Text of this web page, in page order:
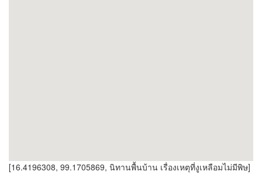
[16.4196308, 99.1705869, นิทานพื้นบ้าน เรื่องเหตุที่งูเหลือมไม่มีพิษ]